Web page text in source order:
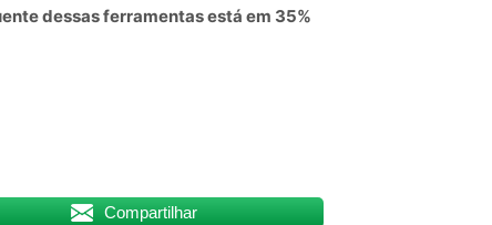
dessas ferramentas está em 35%
Compartilhar